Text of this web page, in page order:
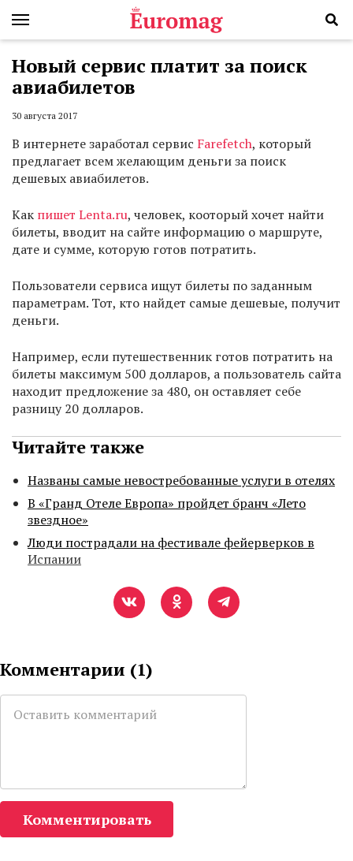
Новый сервис платит за поиск
авиабилетов
30 августа 2017
В интернете заработал сервис Farefetch, который
предлагает всем желающим деньги за поиск
дешевых авиабилетов.
Как пишет Lenta.ru, человек, кооторый хочет найти
билеты, вводит на сайте информацию о маршруте,
дате и сумме, которую готов потратить.
Пользователи сервиса ищут билеты по заданным
параметрам. Тот, кто найдет самые дешевые, получит
деньги.
Например, если путешественник готов потратить на
билеты максимум 500 долларов, а пользователь сайта
находит предложение за 480, он оставляет себе
разницу 20 долларов.
Читайте также
Названы самые невостребованные услуги в отелях
В «Гранд Отеле Европа» пройдет бранч «Лето
звездное»
Люди пострадали на фестивале фейерверков в
Испании
Комментарии (1)
Комментировать